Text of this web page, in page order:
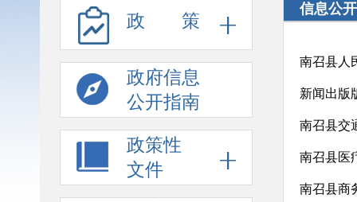
政 策
政府信息
公开指南
政策性
文件
信息公
南召县人
新闻出版
南召县交
南召县医
南召县商